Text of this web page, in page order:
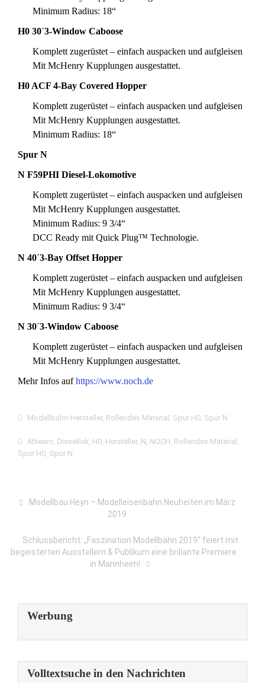
Minimum Radius: 18“
H0 30´3-Window Caboose
Komplett zugerüstet – einfach auspacken und aufgleisen
Mit McHenry Kupplungen ausgestattet.
H0 ACF 4-Bay Covered Hopper
Komplett zugerüstet – einfach auspacken und aufgleisen
Mit McHenry Kupplungen ausgestattet.
Minimum Radius: 18“
Spur N
N F59PHI Diesel-Lokomotive
Komplett zugerüstet – einfach auspacken und aufgleisen
Mit McHenry Kupplungen ausgestattet.
Minimum Radius: 9 3/4“
DCC Ready mit Quick Plug™ Technologie.
N 40´3-Bay Offset Hopper
Komplett zugerüstet – einfach auspacken und aufgleisen
Mit McHenry Kupplungen ausgestattet.
Minimum Radius: 9 3/4“
N 30´3-Window Caboose
Komplett zugerüstet – einfach auspacken und aufgleisen
Mit McHenry Kupplungen ausgestattet.
Mehr Infos aufhttps://www.noch.de
Modellbahn-Hersteller, Rollendes Material , Spur H0, Spur N
Athearn, Diesellok, H0, Hersteller, N, NOCH, Rollendes Material ,
Spur H0, Spur N
Modellbau Heyn – Modelleisenbahn Neuheiten im März
2019
Schlussbericht: „Faszination Modellbahn 2019“ feiert mit
begeisterten Ausstellern & Publikum eine brillante Premiere
in Mannheim!
Werbung
Volltextsuche in den Nachrichten